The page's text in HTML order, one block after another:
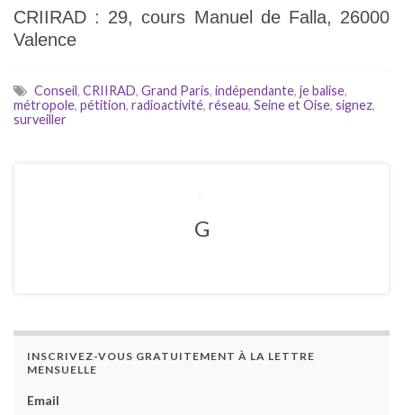
CRIIRAD : 29, cours Manuel de Falla, 26000
Valence
Conseil, CRIIRAD, Grand Paris, indépendante, je balise,
métropole, pétition, radioactivité, réseau, Seine et Oise, signez,
surveiller
G
INSCRIVEZ-VOUS GRATUITEMENT À LA LETTRE
MENSUELLE
Email